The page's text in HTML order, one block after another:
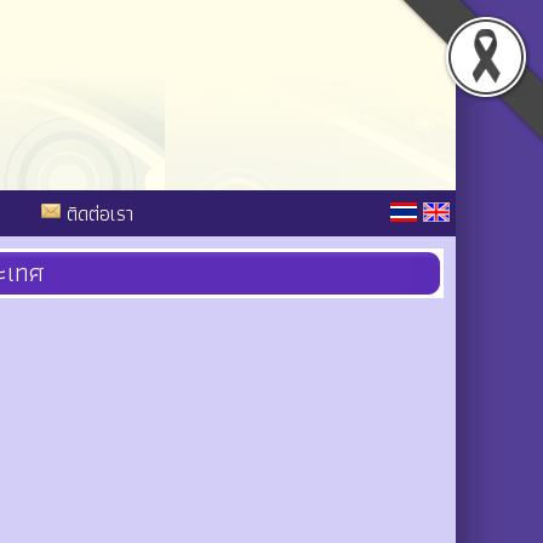
ติดต่อเรา
ทศ